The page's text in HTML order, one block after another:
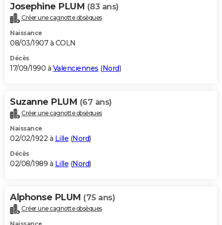
Josephine PLUM (83 ans)
Créer une cagnotte obsèques
Naissance
08/03/1907 à COLN
Décès
17/09/1990 à Valenciennes (Nord)
Suzanne PLUM (67 ans)
Créer une cagnotte obsèques
Naissance
02/02/1922 à Lille (Nord)
Décès
02/08/1989 à Lille (Nord)
Alphonse PLUM (75 ans)
Créer une cagnotte obsèques